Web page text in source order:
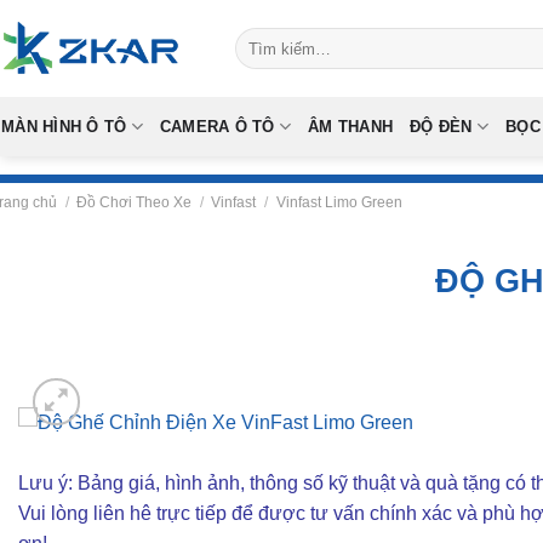
to
content
Tìm
kiếm:
MÀN HÌNH Ô TÔ CAMERA Ô TÔ ÂM THANH ĐỘ ĐÈN
chủ / Đồ Chơi Theo Xe / Vinfast / Vinfast Limo Green
ĐỘ
Lưu ý: Bảng giá, hình ảnh, thông số kỹ thuật và quà tặng có
Vui lòng liên hê trực tiếp để được tư vấn chính xác và phù